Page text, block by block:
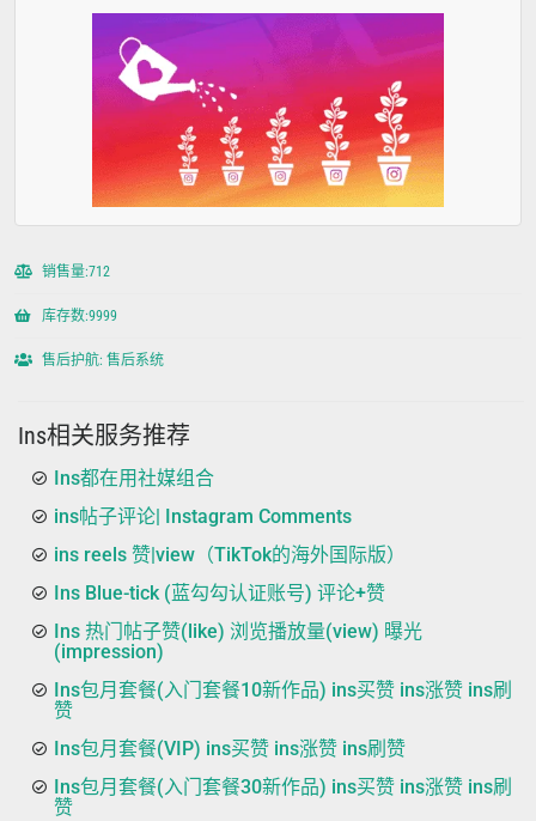
销售量:712
库存数:9999
售后护航: 售后系统
Ins相关服务推荐
Ins都在用社媒组合
ins帖子评论| Instagram Comments
ins reels 赞|view（TikTok的海外国际版）
Ins Blue-tick (蓝勾勾认证账号) 评论+赞
Ins 热门帖子赞(like) 浏览播放量(view) 曝光
(impression)
Ins包月套餐(入门套餐10新作品) ins买赞 ins涨赞 ins刷
赞
Ins包月套餐(VIP) ins买赞 ins涨赞 ins刷赞
Ins包月套餐(入门套餐30新作品) ins买赞 ins涨赞 ins刷
赞